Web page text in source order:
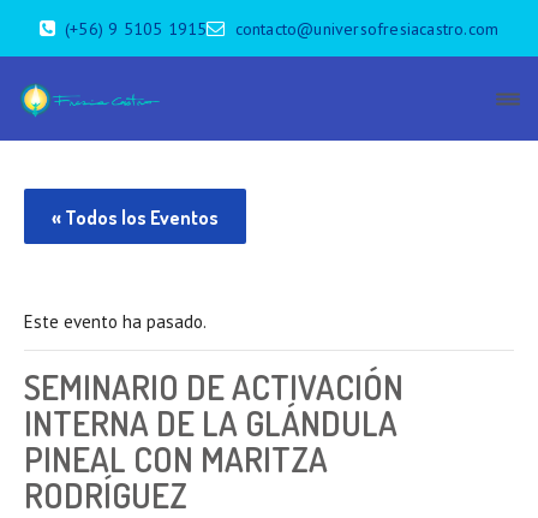
(+56) 9 5105 1915 contacto@universofresiacastro.com
« Todos los Eventos
Este evento ha pasado.
SEMINARIO DE ACTIVACIÓN
INTERNA DE LA GLÁNDULA
PINEAL CON MARITZA
RODRÍGUEZ